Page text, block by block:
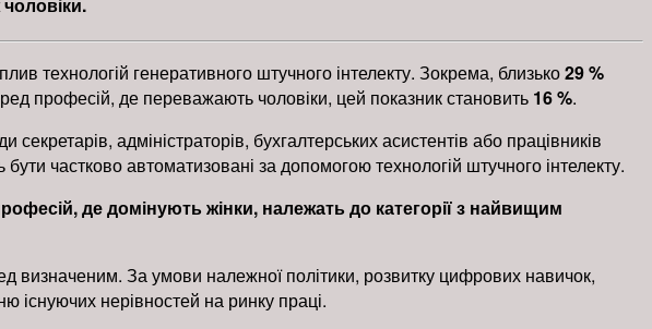
чоловіки.
технологій генеративного штучного інтелекту. Зокрема, близько29 %
професій, де переважають чоловіки, цей показник становить 16 %.
адміністраторів, бухгалтерських асистентів або працівників
частково автоматизовані за допомогою технологій штучного інтелекту.
де домінують жінки, належать до категорії з найвищим
визначеним. За умови належної політики, розвитку цифрових навичок,
існуючих нерівностей на ринку праці.